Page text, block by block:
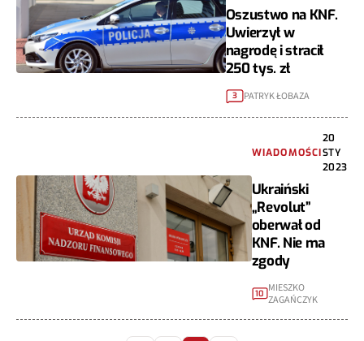
Oszustwo na KNF.
Uwierzył w
nagrodę i stracił
250 tys. zł
3 PATRYK ŁOBAZA
WIADOMOŚCI
20
STY
2023
Ukraiński
„Revolut”
oberwał od
KNF. Nie ma
zgody
10 MIESZKO
ZAGAŃCZYK